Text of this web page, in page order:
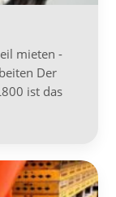
mieten -
Der
ist das